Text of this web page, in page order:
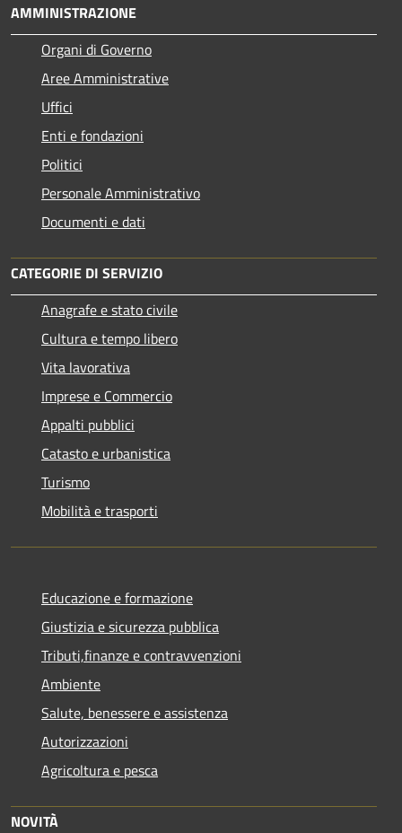
AMMINISTRAZIONE
Organi di Governo
Aree Amministrative
Uffici
Enti e fondazioni
Politici
Personale Amministrativo
Documenti e dati
CATEGORIE DI SERVIZIO
Anagrafe e stato civile
Cultura e tempo libero
Vita lavorativa
Imprese e Commercio
Appalti pubblici
Catasto e urbanistica
Turismo
Mobilità e trasporti
Educazione e formazione
Giustizia e sicurezza pubblica
Tributi,finanze e contravvenzioni
Ambiente
Salute, benessere e assistenza
Autorizzazioni
Agricoltura e pesca
NOVITÀ